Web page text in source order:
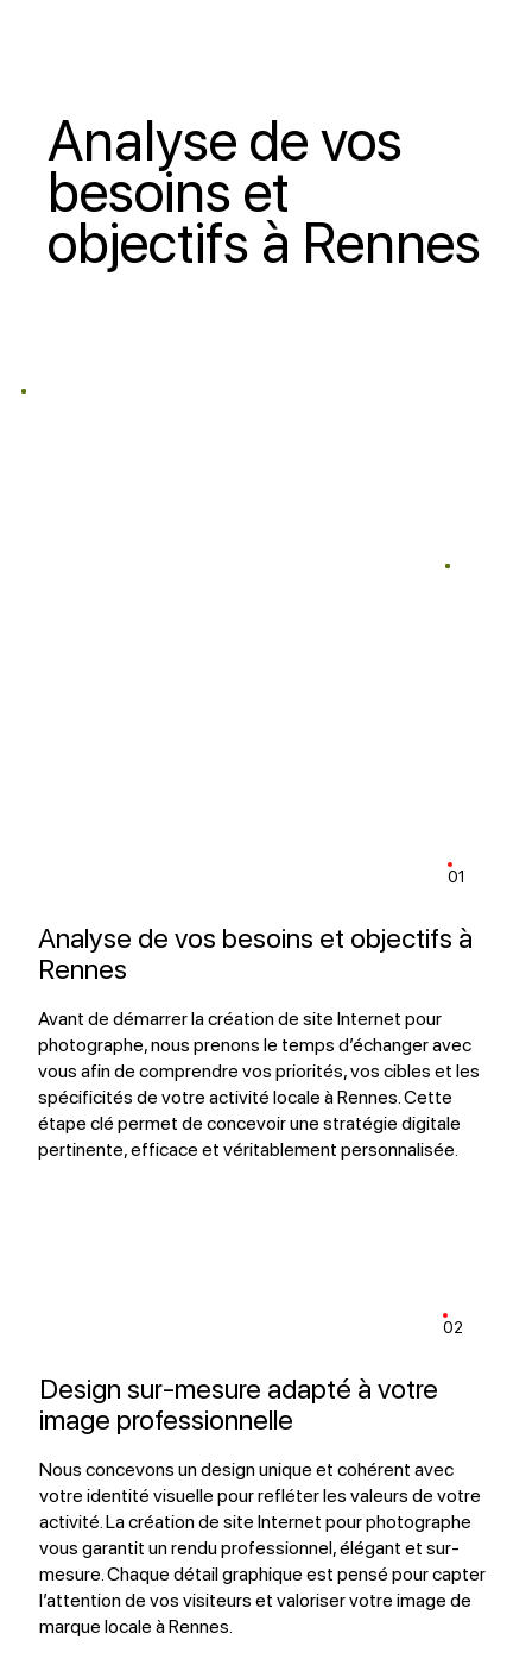
Analyse de vos
besoins et
objectifs à Rennes
01
Analyse de vos besoins et objectifs à
Rennes
Avant de démarrer la création de site Internet pour
photographe, nous prenons le temps d’échanger avec
vous afin de comprendre vos priorités, vos cibles et les
spécificités de votre activité locale à Rennes. Cette
étape clé permet de concevoir une stratégie digitale
pertinente, efficace et véritablement personnalisée.
02
Design sur-mesure adapté à votre
image professionnelle
Nous concevons un design unique et cohérent avec
votre identité visuelle pour refléter les valeurs de votre
activité. La création de site Internet pour photographe
vous garantit un rendu professionnel, élégant et sur-
mesure. Chaque détail graphique est pensé pour capter
l’attention de vos visiteurs et valoriser votre image de
marque locale à Rennes.